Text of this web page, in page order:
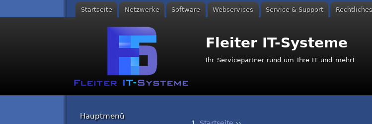
Hauptmenü
Startseite Netzwerke Software Webservices Service & Support Rechtliches
Fleiter IT-Systeme
Ihr Servicepartner rund um Ihre IT und mehr!
Hauptmenü